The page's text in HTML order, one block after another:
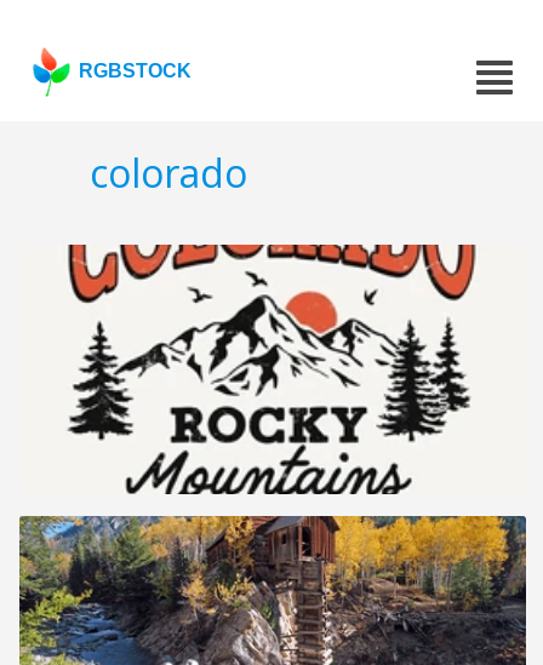
RGBSTOCK
colorado